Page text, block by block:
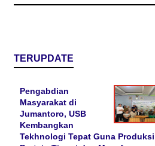
TERUPDATE
Pengabdian
Masyarakat di
Jumantoro, USB
Kembangkan
Tekhnologi Tepat Guna